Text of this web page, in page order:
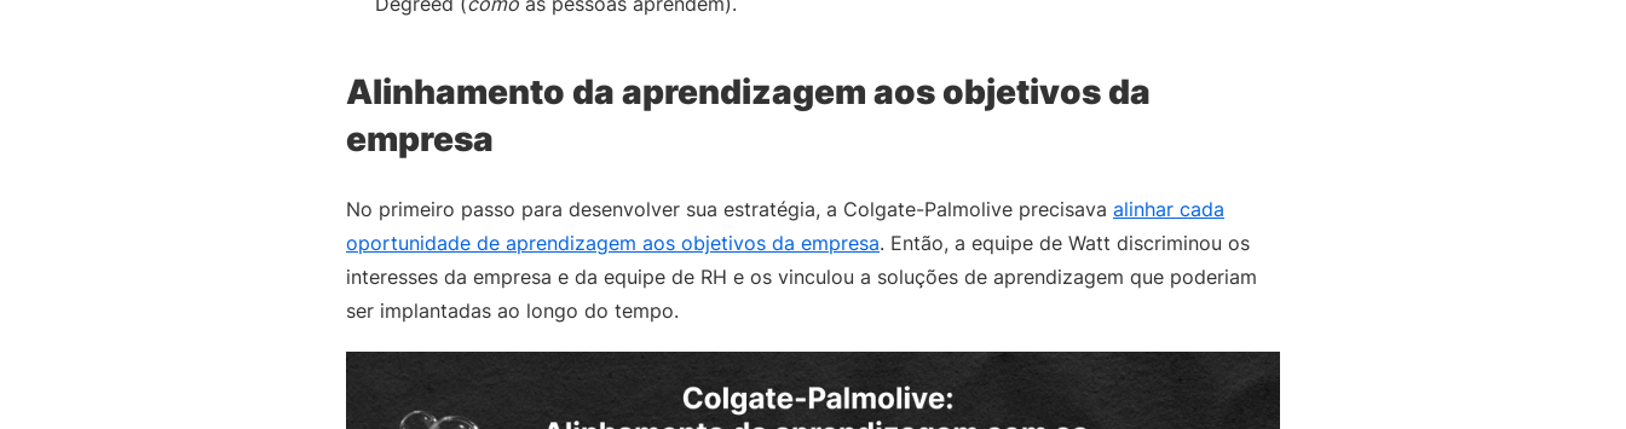
Alinhamento da aprendizagem aos objetivos da
empresa
No primeiro passo para desenvolver sua estratégia, a Colgate-Palmolive precisava alinhar cada
oportunidade de aprendizagem aos objetivos da empresa. Então, a equipe de Watt discriminou os
interesses da empresa e da equipe de RH e os vinculou a soluções de aprendizagem que poderiam
ser implantadas ao longo do tempo.